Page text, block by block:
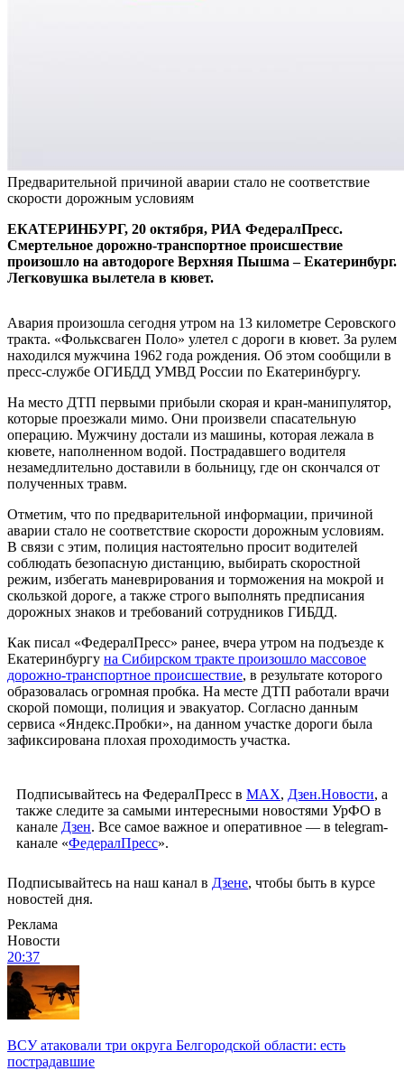
Предварительной причиной аварии стало не соответствие
скорости дорожным условиям
ЕКАТЕРИНБУРГ, 20 октября, РИА ФедералПресс.
Смертельное дорожно-транспортное происшествие
произошло на автодороге Верхняя Пышма – Екатеринбург.
Легковушка вылетела в кювет.
Авария произошла сегодня утром на 13 километре Серовского
тракта. «Фольксваген Поло» улетел с дороги в кювет. За рулем
находился мужчина 1962 года рождения. Об этом сообщили в
пресс-службе ОГИБДД УМВД России по Екатеринбургу.
На место ДТП первыми прибыли скорая и кран-манипулятор,
которые проезжали мимо. Они произвели спасательную
операцию. Мужчину достали из машины, которая лежала в
кювете, наполненном водой. Пострадавшего водителя
незамедлительно доставили в больницу, где он скончался от
полученных травм.
Отметим, что по предварительной информации, причиной
аварии стало не соответствие скорости дорожным условиям.
В связи с этим, полиция настоятельно просит водителей
соблюдать безопасную дистанцию, выбирать скоростной
режим, избегать маневрирования и торможения на мокрой и
скользкой дороге, а также строго выполнять предписания
дорожных знаков и требований сотрудников ГИБДД.
Как писал «ФедералПресс» ранее, вчера утром на подъезде к
Екатеринбургу на Сибирском тракте произошло массовое
дорожно-транспортное происшествие, в результате которого
образовалась огромная пробка. На месте ДТП работали врачи
скорой помощи, полиция и эвакуатор. Согласно данным
сервиса «Яндекс.Пробки», на данном участке дороги была
зафиксирована плохая проходимость участка.
Подписывайтесь на ФедералПресс в МАХ, Дзен.Новости, а
также следите за самыми интересными новостями УрФО в
канале Дзен. Все самое важное и оперативное — в telegram-
канале «ФедералПресс».
Подписывайтесь на наш канал в Дзене, чтобы быть в курсе
новостей дня.
Реклама
Новости
20:37
ВСУ атаковали три округа Белгородской области: есть
пострадавшие